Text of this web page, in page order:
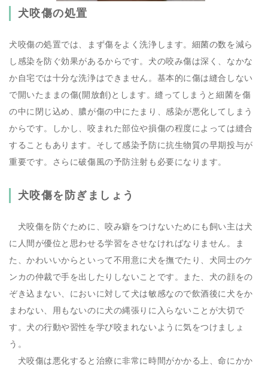
犬咬傷の処置
犬咬傷の処置では、まず傷をよく洗浄します。細菌の数を減ら
し感染を防ぐ効果があるからです。犬の咬み傷は深く、なかな
か自宅では十分な洗浄はできません。基本的に傷は縫合しない
で開いたままの傷(開放創)とします。縫ってしまうと細菌を傷
の中に閉じ込め、膿が傷の中にたまり、感染が悪化してしまう
からです。しかし、咬まれた部位や損傷の程度によっては縫合
することもあります。そして感染予防に抗生物質の早期投与が
重要です。さらに破傷風の予防注射も必要になります。
犬咬傷を防ぎましょう
犬咬傷を防ぐために、咬み癖をつけないためにも飼い主は犬
に人間が優位と思わせる学習をさせなければなりません。ま
た、かわいいからといって不用意に犬を撫でたり、犬同士のケ
ンカの仲裁で手を出したりしないことです。また、犬の顔をの
ぞき込まない、においに対して犬は敏感なので飲酒後に犬をか
まわない、用もないのに犬の縄張りに入らないことが大切で
す。犬の行動や習性を学び咬まれないように気をつけましょ
う。
犬咬傷は悪化すると治療に非常に時間がかかる上、命にかか